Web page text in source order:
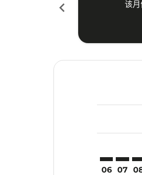
chevron_left
该
06 07